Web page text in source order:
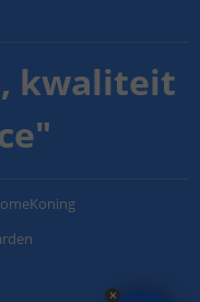
kwaliteit
"